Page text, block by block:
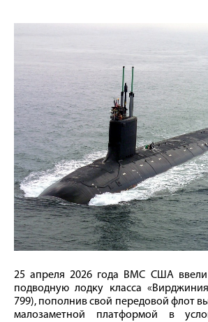
25 апреля 2026 года ВМС США
подводную лодку класса
799), пополнив свой передовой флот
малозаметной платформой в